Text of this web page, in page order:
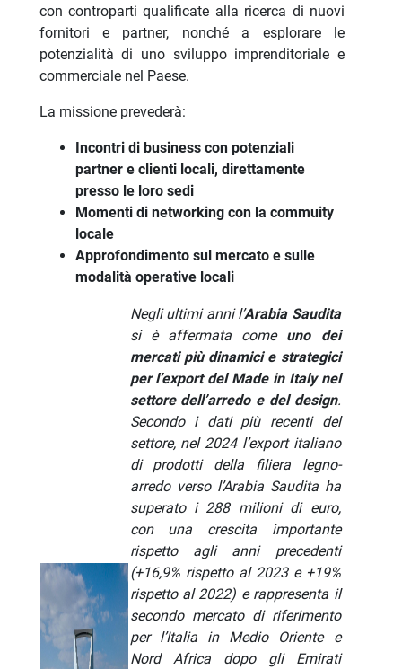
con controparti qualificate alla ricerca di nuovi
fornitori e partner, nonché a esplorare le
potenzialità di uno sviluppo imprenditoriale e
commerciale nel Paese.
La missione prevederà:
Incontri di business con potenziali
partner e clienti locali, direttamente
presso le loro sedi
Momenti di networking con la commuity
locale
Approfondimento sul mercato e sulle
modalità operative locali
Negli ultimi anni l’Arabia Saudita
si è affermata come uno dei
mercati più dinamici e strategici
per l’export del Made in Italy nel
settore dell’arredo e del design.
Secondo i dati più recenti del
settore, nel 2024 l’export italiano
di prodotti della filiera legno-
arredo verso l’Arabia Saudita ha
superato i 288 milioni di euro,
con una crescita importante
rispetto agli anni precedenti
(+16,9% rispetto al 2023 e +19%
rispetto al 2022) e rappresenta il
secondo mercato di riferimento
per l’Italia in Medio Oriente e
Nord Africa dopo gli Emirati